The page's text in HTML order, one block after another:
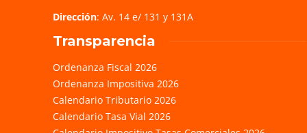
Dirección: Av. 14 e/ 131 y 131A
Transparencia
Ordenanza Fiscal 2026
Ordenanza Impositiva 2026
Calendario Tributario 2026
Calendario Tasa Vial 2026